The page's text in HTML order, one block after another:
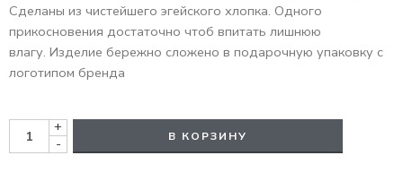
Сделаны из чистейшего эгейского хлопка. Одного
прикосновения достаточно чтоб впитать лишнюю
влагу. Изделие бережно сложено в подарочную упаковку с
логотипом бренда
+
-
В КОРЗИНУ